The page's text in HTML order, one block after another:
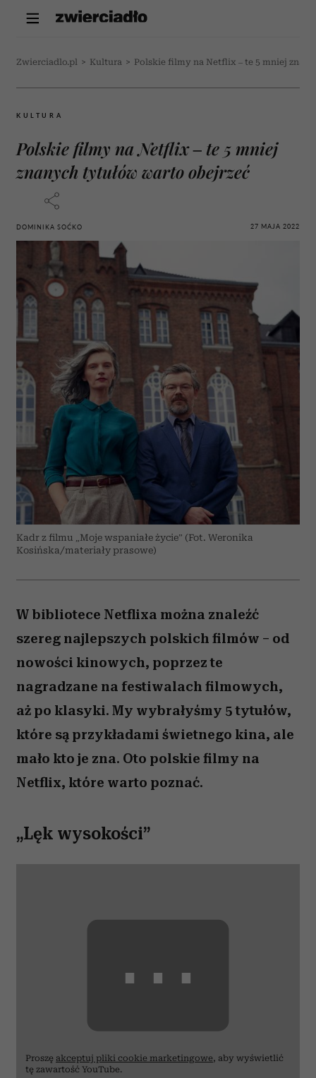
Zwierciadlo.pl > Kultura > Polskie filmy na Netflix – te 5 mniej
KULTURA
Polskie filmy na Netflix – te 5 mniej
znanych tytułów warto obejrzeć
DOMINIKA SOĆKO 27 MAJA 2022
Kadr z filmu „Moje wspaniałe życie” (Fot. Weronika
Kosińska/materiały prasowe)
W bibliotece Netflixa można znaleźć
szereg najlepszych polskich filmów – od
nowości kinowych, poprzez te
nagradzane na festiwalach filmowych,
aż po klasyki. My wybrałyśmy 5 tytułów,
które są przykładami świetnego kina, ale
mało kto je zna. Oto polskie filmy na
Netflix, które warto poznać.
„Lęk wysokości”
⋯
Proszę akceptuj pliki cookie marketingowe, aby wyświetlić
tę zawartość YouTube.